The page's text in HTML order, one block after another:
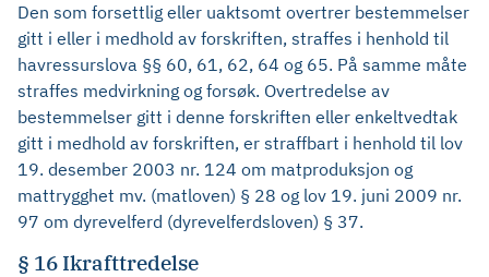
Den som forsettlig eller uaktsomt overtrer bestemmelser
gitt i eller i medhold av forskriften, straffes i henhold til
havressurslova §§ 60, 61, 62, 64 og 65. På samme måte
straffes medvirkning og forsøk. Overtredelse av
bestemmelser gitt i denne forskriften eller enkeltvedtak
gitt i medhold av forskriften, er straffbart i henhold til lov
19. desember 2003 nr. 124 om matproduksjon og
mattrygghet mv. (matloven) § 28 og lov 19. juni 2009 nr.
97 om dyrevelferd (dyrevelferdsloven) § 37.
§ 16 Ikrafttredelse